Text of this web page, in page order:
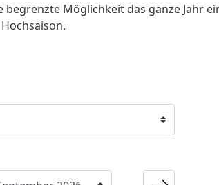
begrenzte Möglichkeit das ganze Jahr